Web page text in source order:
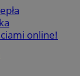
online!